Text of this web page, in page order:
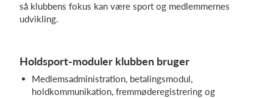
så klubbens fokus kan være sport og medlemmernes
udvikling.
Holdsport-moduler klubben bruger
Medlemsadministration, betalingsmodul,
holdkommunikation, fremmøderegistrering og